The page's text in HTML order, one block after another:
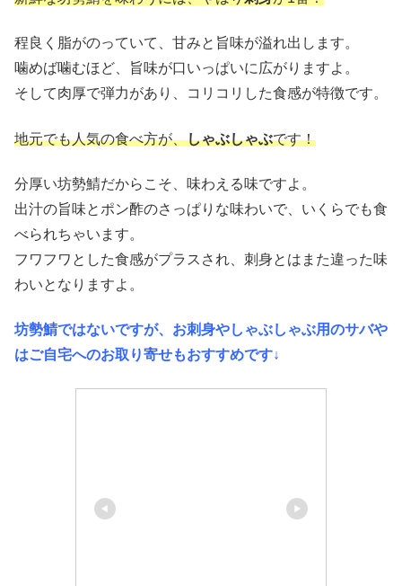
程良く脂がのっていて、甘みと旨味が溢れ出します。
噛めば噛むほど、旨味が口いっぱいに広がりますよ。
そして肉厚で弾力があり、コリコリした食感が特徴です。
地元でも人気の食べ方が、しゃぶしゃぶです！
分厚い坊勢鯖だからこそ、味わえる味ですよ。
出汁の旨味とポン酢のさっぱりな味わいで、いくらでも食
べられちゃいます。
フワフワとした食感がプラスされ、刺身とはまた違った味
わいとなりますよ。
坊勢鯖ではないですが、お刺身やしゃぶしゃぶ用のサバや
はご自宅へのお取り寄せもおすすめです↓